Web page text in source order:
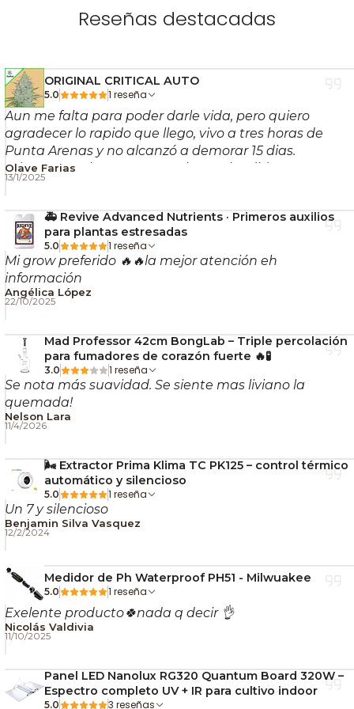
del Max-Fan 250 mm
⚡ Tecnología rotor-estator para mayor eficiencia.
🔇 Funcionamiento silencioso con solo 48 dB(A).
🔋 Bajo consumo energético de 160 W.
🛡️ Interruptor térmico de seguridad integrado.
🎛️ Compatible con controladores electrónicos de
velocidad.
🔧 Incluye soportes para instalación rápida.
🌱 Ideal para salas de cultivo y sistemas de
ventilación exigentes.
🌱 ¿Por Qué es Tan
Extractor?
La ventilación no solo elimina el aire caliente.
También regula la humedad, mantiene un flujo
constante de aire fresco y permite que las plantas
en la absorción de agua, nutrientes y en la capacidad
de aprovechar la iluminación de forma eficiente.
Si quieres profundizar en este tema, revisa estas
guías de Nostress:
👉Importancia de la ventilación en el cultivo
indoor
👉Cómo controlar el olor con extracción de aire
👉
🌀 Tecnología Rotor-
Estator: Más Flujo, Menos
Reseñas destacadas
ORIGINAL CRITICAL AUTO
5.0 1 reseña
Aun me falta para poder darle vida, pero quiero
agradecer lo rapido que llego, vivo a tres horas de
Punta Arenas y no alcanzó a demorar 15 dias.
Ademas con hermosos regalos esplendido!!
Olave Farias
13/1/2025
🚑 Revive Advanced Nutrients · Primeros auxilios
para plantas estresadas
5.0 1 reseña
Mi grow preferido 🔥🔥la mejor atención eh
información
Angélica López
22/10/2025
Mad Professor 42cm BongLab – Triple percolación
para fumadores de corazón fuerte 🔥🧪
3.0 1 reseña
Se nota más suavidad. Se siente mas liviano la
quemada!
Nelson Lara
11/4/2026
🌬️ Extractor Prima Klima TC PK125 – control térmico
automático y silencioso
5.0 1 reseña
Un 7 y silencioso
Benjamin Silva Vasquez
12/2/2024
Medidor de Ph Waterproof PH51 - Milwuakee
5.0 1 reseña
Exelente producto🍀nada q decir 👌
Nicolás Valdivia
11/10/2025
Panel LED Nanolux RG320 Quantum Board 320W –
Espectro completo UV + IR para cultivo indoor
5.0 3 reseñas